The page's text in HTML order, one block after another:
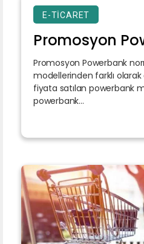
E-TICARET
Promosyon
Promosyon Powerbank
modellerinden farklı
fiyata satılan powerbank
powerbank...